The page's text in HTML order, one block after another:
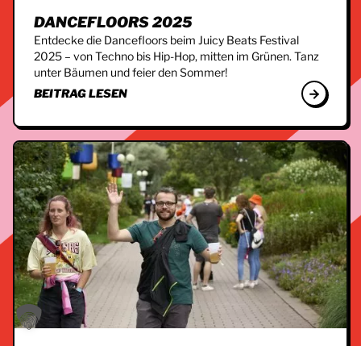
DANCEFLOORS 2025
Entdecke die Dancefloors beim Juicy Beats Festival
2025 – von Techno bis Hip-Hop, mitten im Grünen. Tanz
unter Bäumen und feier den Sommer!
BEITRAG LESEN